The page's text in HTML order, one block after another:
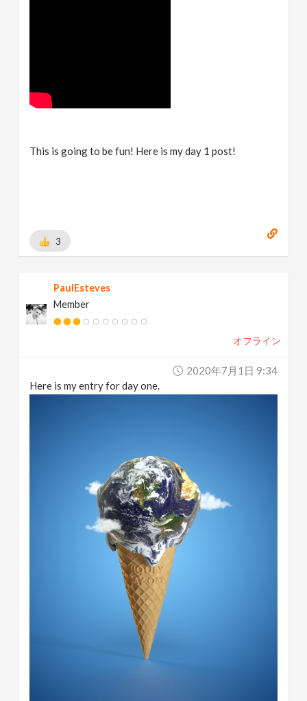
This is going to be fun! Here is my day 1 post!
3
PaulEsteves
Member
オフライン
2020年7月1日 9:34
Here is my entry for day one.